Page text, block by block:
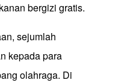
bergizi gratis.
sejumlah
kepada para
olahraga. Di